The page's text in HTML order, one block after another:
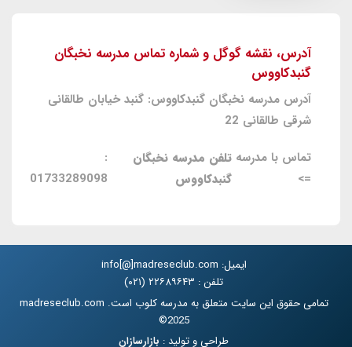
آدرس، نقشه گوگل و شماره تماس مدرسه نخبگان
گنبدکاووس
آدرس مدرسه نخبگان گنبدکاووس: گنبد خیابان طالقانی
شرقی طالقانی 22
تماس با مدرسه
=>
تلفن مدرسه نخبگان
گنبدکاووس
:
01733289098
ایمیل: info[@]madreseclub.com
تلفن : ۲۲۶۸۹۶۴۳ (۰۲۱)
تمامی حقوق این سایت متعلق به مدرسه کلوب است. madreseclub.com
2025©
طراحی و تولید : بازارسازان